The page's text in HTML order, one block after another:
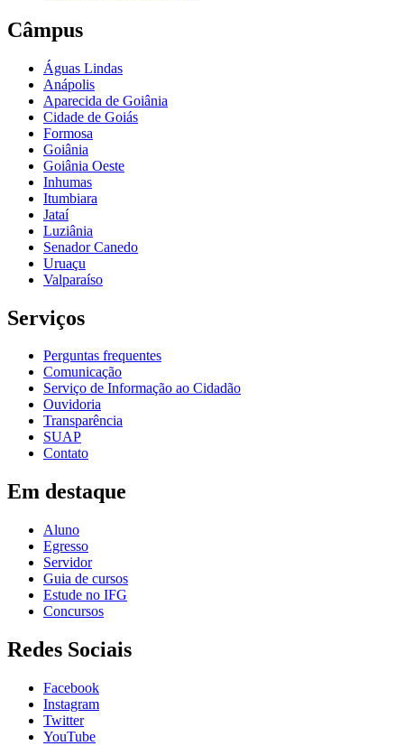
Câmpus
Águas Lindas
Anápolis
Aparecida de Goiânia
Cidade de Goiás
Formosa
Goiânia
Goiânia Oeste
Inhumas
Itumbiara
Jataí
Luziânia
Senador Canedo
Uruaçu
Valparaíso
Serviços
Perguntas frequentes
Comunicação
Serviço de Informação ao Cidadão
Ouvidoria
Transparência
SUAP
Contato
Em destaque
Aluno
Egresso
Servidor
Guia de cursos
Estude no IFG
Concursos
Redes Sociais
Facebook
Instagram
Twitter
YouTube